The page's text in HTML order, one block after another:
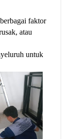
faktor
atau
untuk